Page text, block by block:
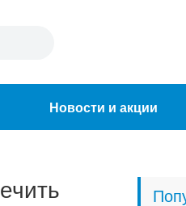
Новости и акции